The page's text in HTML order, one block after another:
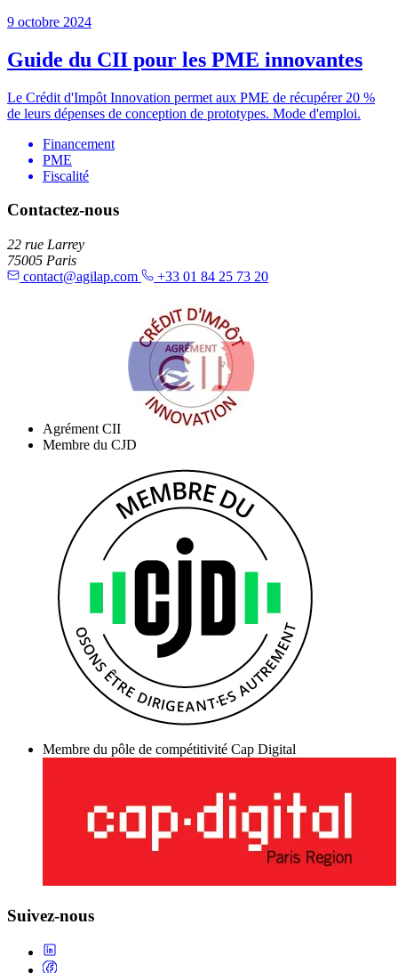
9 octobre 2024
Guide du CII pour les PME innovantes
Le Crédit d'Impôt Innovation permet aux PME de récupérer 20 %
de leurs dépenses de conception de prototypes. Mode d'emploi.
Financement
PME
Fiscalité
Contactez-nous
22 rue Larrey
75005 Paris
contact@agilap.com
+33 01 84 25 73 20
Agrément CII
Membre du CJD
Membre du pôle de compétitivité Cap Digital
Suivez-nous